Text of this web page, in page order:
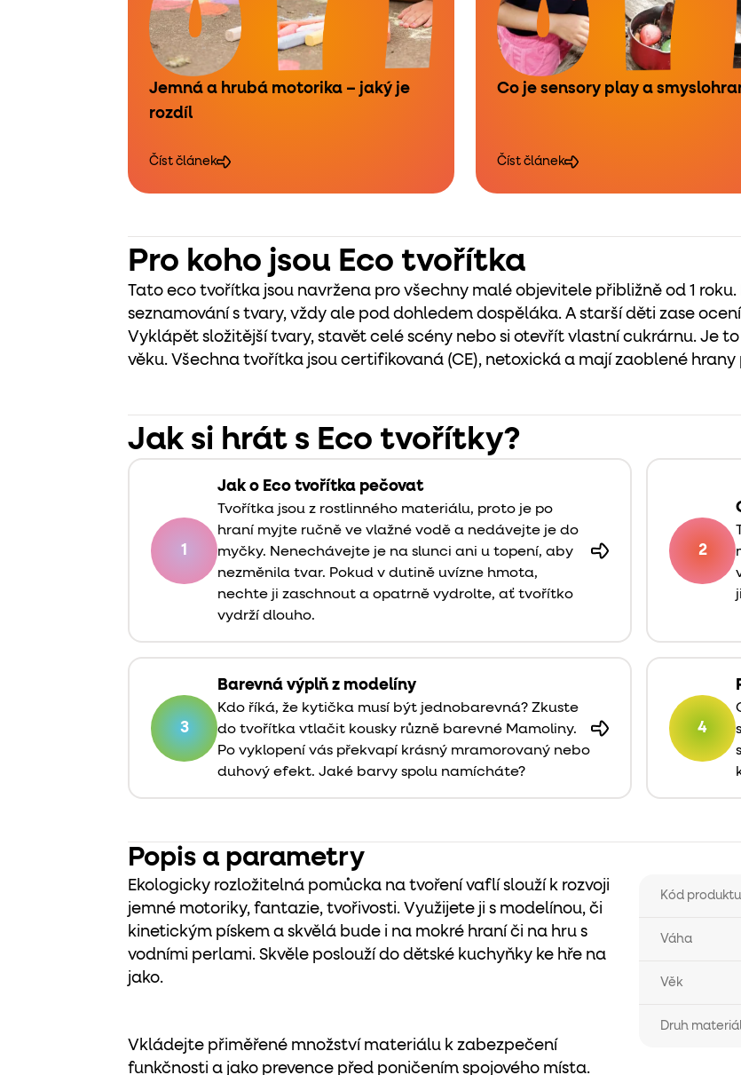
Jemná a hrubá motorika – jaký je
rozdíl
Číst článek
Co je sensory play a
Číst článek
Pro koho jsou Eco tvořítka
Tato eco tvořítka jsou navržena pro všechny malé objevitele přibližně od 1
seznamování s tvary, vždy ale pod dohledem dospěláka. A starší děti zase
Vyklápět složitější tvary, stavět celé scény nebo si otevřít vlastní cukrárnu. Je
věku. Všechna tvořítka jsou certifikovaná (CE), netoxická a mají zaoblené
Jak si hrát s Eco tvořítky?
1
Jak o Eco tvořítka pečovat
Tvořítka jsou z rostlinného materiálu, proto je po
hraní myjte ručně ve vlažné vodě a nedávejte je do
myčky. Nenechávejte je na slunci ani u topení, aby
nezměnila tvar. Pokud v dutině uvízne hmota,
nechte ji zaschnout a opatrně vydrolte, ať tvořítko
vydrží dlouho.
2
3
Barevná výplň z modelíny
Kdo říká, že kytička musí být jednobarevná? Zkuste
do tvořítka vtlačit kousky různě barevné Mamoliny.
Po vyklopení vás překvapí krásný mramorovaný nebo
duhový efekt. Jaké barvy spolu namícháte?
4
Popis a parametry
Ekologicky rozložitelná pomůcka na tvoření vaflí slouží k rozvoji
jemné motoriky, fantazie, tvořivosti. Využijete ji s modelínou, či
kinetickým pískem a skvělá bude i na mokré hraní či na hru s
vodními perlami. Skvěle poslouží do dětské kuchyňky ke hře na
jako.
Vkládejte přiměřené množství materiálu k zabezpečení
funkčnosti a jako prevence před poničením spojového místa.
Kód produktu
Váha
Věk
Druh